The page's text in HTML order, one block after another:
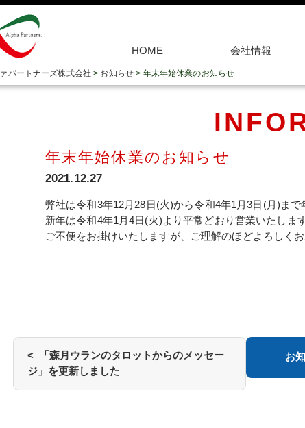
HOME 会社情報
パートナーズ株式会社 > お知らせ > 年末年始休業のお知らせ
年末年始休業のお知らせ
2021.12.27
弊社は令和3年12月28日(火)から令和4年1月3日(月)まで
新年は令和4年1月4日(火)より平常どおり営業いたします
ご不便をお掛けいたしますが、ご理解のほどよろしくお
< 「森月ウランのタロットからのメッセー
ジ」を更新しました
お